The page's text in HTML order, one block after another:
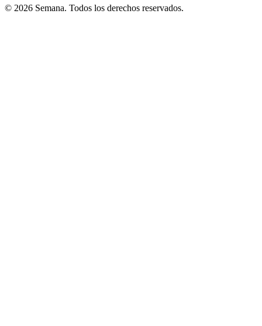
© 2026 Semana. Todos los derechos reservados.